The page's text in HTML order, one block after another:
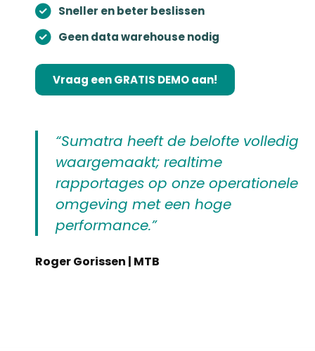
Sneller en beter beslissen
Geen data warehouse nodig
Vraag een GRATIS DEMO aan!
“Sumatra heeft de belofte volledig
waargemaakt; realtime
rapportages op onze operationele
omgeving met een hoge
performance.”
Roger Gorissen | MTB